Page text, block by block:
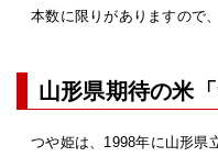
本数に限りがありますので
山形県期待の米「
つや姫は、1998年に山形県